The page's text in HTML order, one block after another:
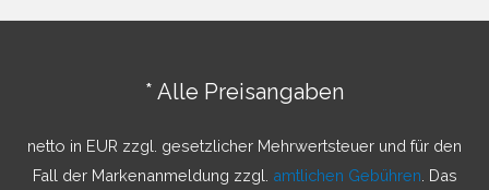
* Alle Preisangaben
netto in EUR zzgl. gesetzlicher Mehrwertsteuer und für den
Fall der Markenanmeldung zzgl. amtlichen Gebühren . Das